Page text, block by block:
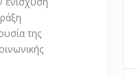
της